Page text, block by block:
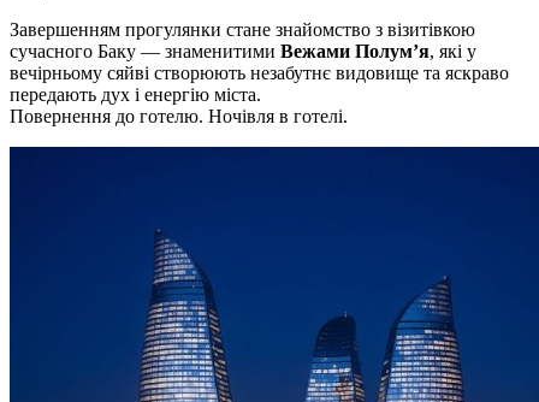
Завершенням прогулянки стане знайомство з візитівкою
сучасного Баку — знаменитими Вежами Полум’я, які у
вечірньому сяйві створюють незабутнє видовище та яскраво
передають дух і енергію міста.
Повернення до готелю. Ночівля в готелі.